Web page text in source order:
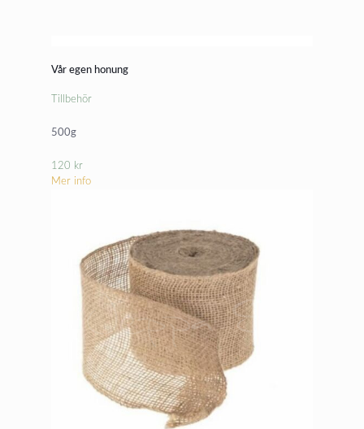
Vår egen honung
Tillbehör
500g
120 kr
Mer info